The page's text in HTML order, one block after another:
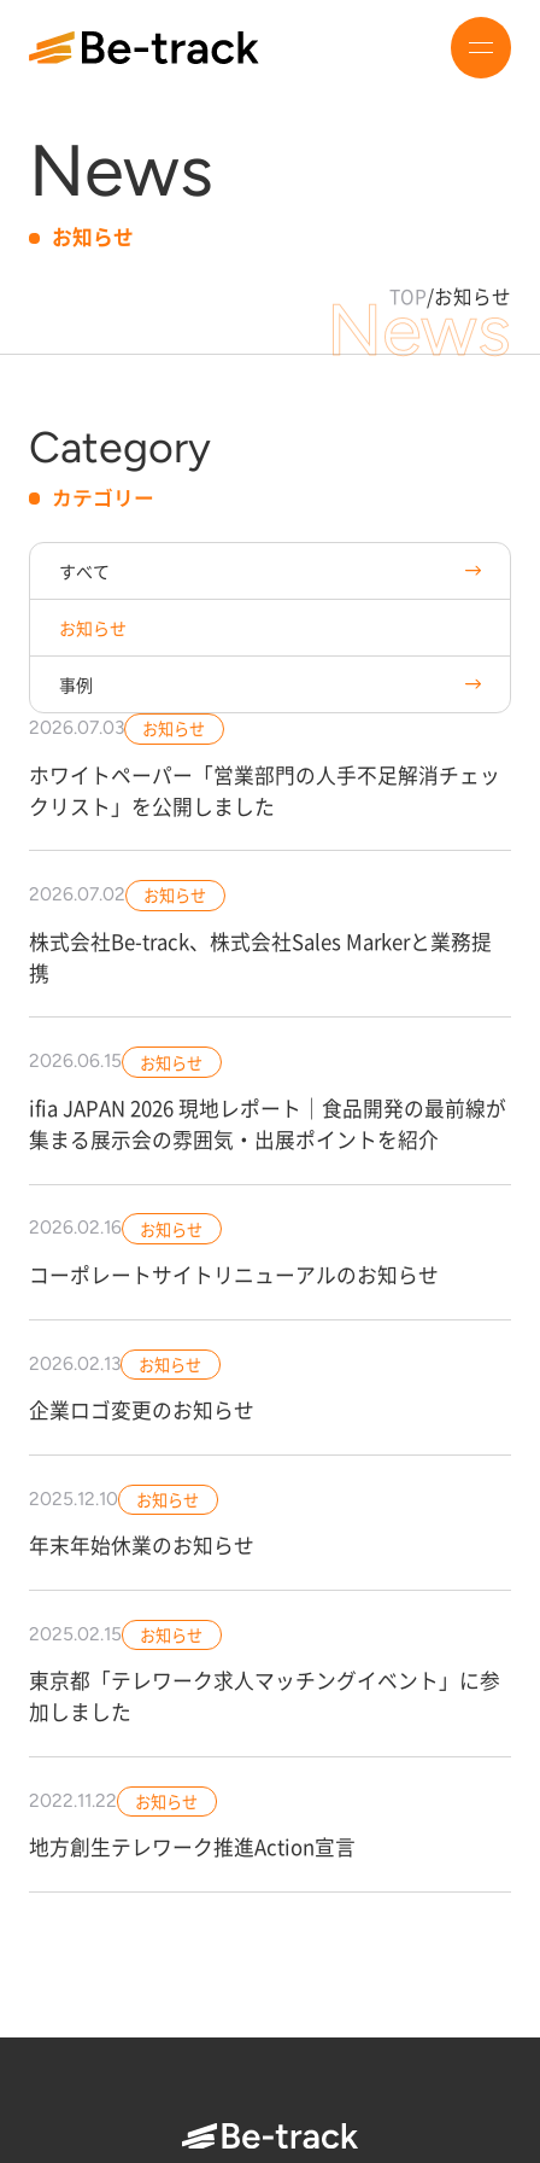
News
お知らせ
TOP/お知らせ
News
Category
カテゴリー
すべて
お知らせ
事例
2026.07.03 お知らせ
ホワイトペーパー「営業部門の人手不足解消チェッ
クリスト」を公開しました
2026.07.02 お知らせ
株式会社Be-track、株式会社Sales Markerと業務提
携
2026.06.15 お知らせ
ifia JAPAN 2026 現地レポート｜食品開発の最前線が
集まる展示会の雰囲気・出展ポイントを紹介
2026.02.16 お知らせ
コーポレートサイトリニューアルのお知らせ
2026.02.13 お知らせ
企業ロゴ変更のお知らせ
2025.12.10 お知らせ
年末年始休業のお知らせ
2025.02.15 お知らせ
東京都「テレワーク求人マッチングイベント」に参
加しました
2022.11.22 お知らせ
地方創生テレワーク推進Action宣言